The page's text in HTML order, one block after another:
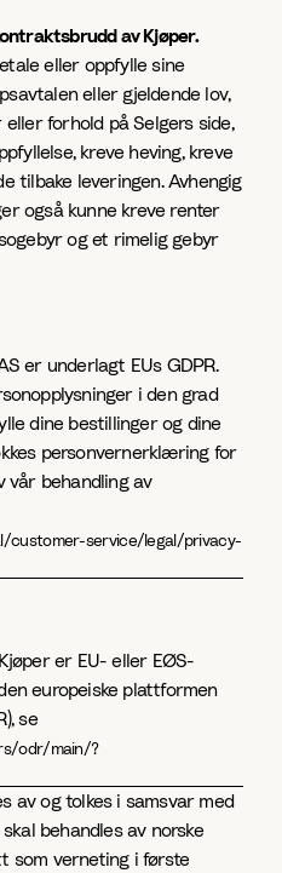
av Kjøper.
eller oppfylle sine
eller gjeldende lov,
forhold på Selgers side,
kreve heving, kreve
tilbake leveringen. Avhengig
også kunne kreve renter
og et rimelig gebyr
er underlagt EUs GDPR.
i den grad
dine bestillinger og dine
personvernerklæring for
vår behandling av
customer-service/legal/privacy-
er EU- eller EØS-
europeiske plattformen
se
odr/main/?
av og tolkes i samsvar med
behandles av norske
som verneting i første